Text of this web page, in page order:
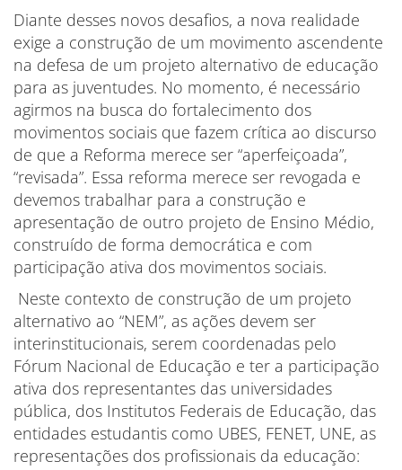
Diante desses novos desafios, a nova realidade
exige a construção de um movimento ascendente
na defesa de um projeto alternativo de educação
para as juventudes. No momento, é necessário
agirmos na busca do fortalecimento dos
movimentos sociais que fazem crítica ao discurso
de que a Reforma merece ser “aperfeiçoada”,
“revisada”. Essa reforma merece ser revogada e
devemos trabalhar para a construção e
apresentação de outro projeto de Ensino Médio,
construído de forma democrática e com
participação ativa dos movimentos sociais.
Neste contexto de construção de um projeto
alternativo ao “NEM”, as ações devem ser
interinstitucionais, serem coordenadas pelo
Fórum Nacional de Educação e ter a participação
ativa dos representantes das universidades
pública, dos Institutos Federais de Educação, das
entidades estudantis como UBES, FENET, UNE, as
representações dos profissionais da educação: